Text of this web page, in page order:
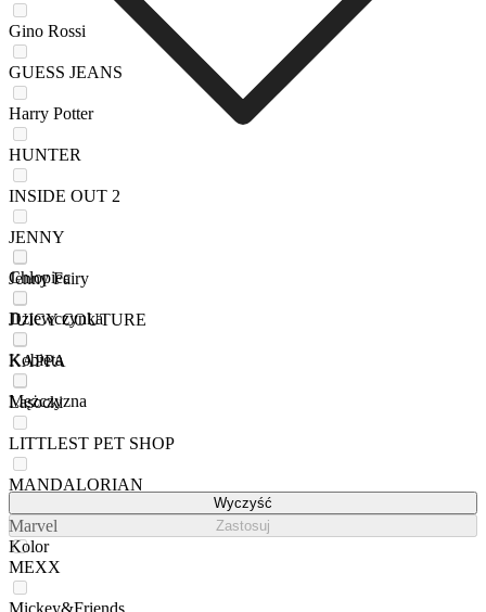
Gino Rossi
GUESS JEANS
Harry Potter
HUNTER
INSIDE OUT 2
JENNY
Jenny Fairy
JUICY COUTURE
KAPPA
Lasocki
LITTLEST PET SHOP
MANDALORIAN
Marvel
MEXX
Mickey&Friends
Chłopiec
Dziewczynka
Kobieta
Mężczyzna
Wyczyść
Zastosuj
Kolor